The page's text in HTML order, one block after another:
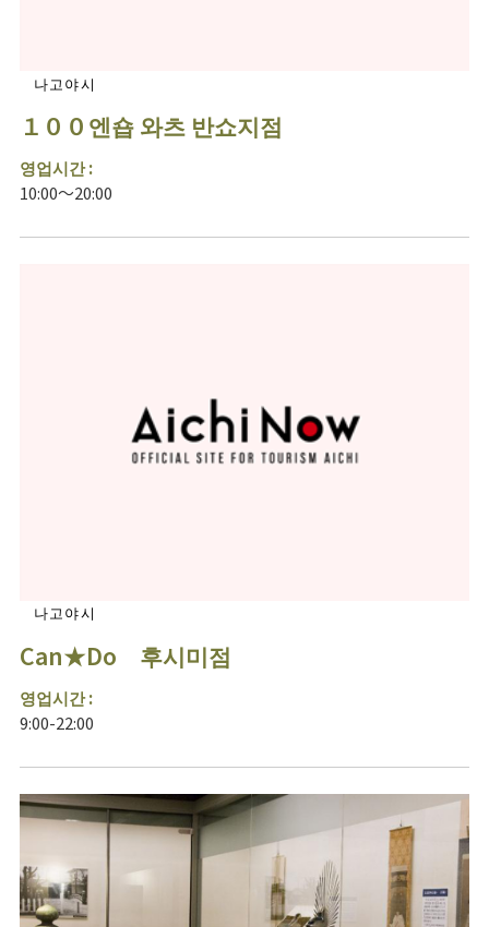
나고야시
１００엔숍 와츠 반쇼지점
영업시간 :
10:00～20:00
나고야시
Can★Do 후시미점
영업시간 :
9:00-22:00